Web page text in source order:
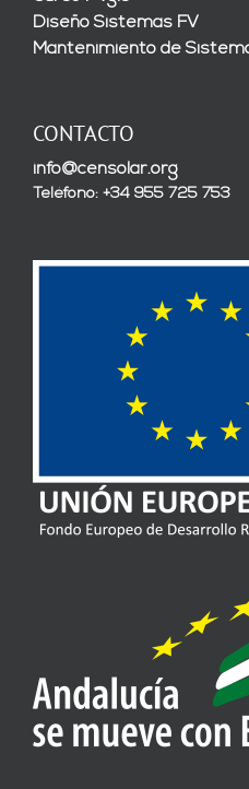
Diseño Sistemas FV
Mantenimiento de
CONTACTO
info@censolar.org
Teléfono: +34 955 725 753